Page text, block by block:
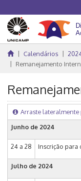
Calendários
Remanejamento
Arraste
Junho de 2024
24 a 28 Inscrição para
Julho de 2024